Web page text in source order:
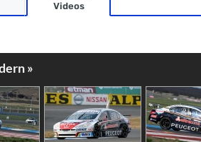
Videos
»